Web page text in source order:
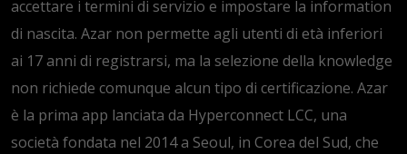
accettare i termini di servizio e impostare la information
di nascita. Azar non permette agli utenti di età inferiori
ai 17 anni di registrarsi, ma la selezione della knowledge
non richiede comunque alcun tipo di certificazione. Azar
è la prima app lanciata da Hyperconnect LCC, una
società fondata nel 2014 a Seoul, in Corea del Sud, che